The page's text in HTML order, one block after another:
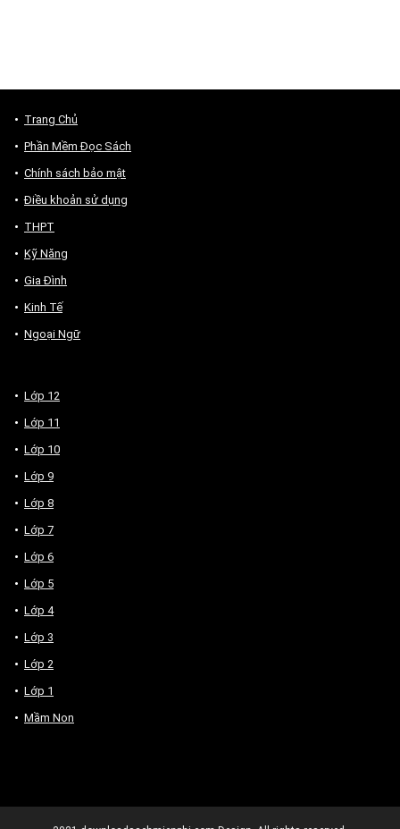
Trang Chủ
Phần Mềm Đọc Sách
Chính sách bảo mật
Điều khoản sử dụng
THPT
Kỹ Năng
Gia Đình
Kinh Tế
Ngoại Ngữ
Lớp 12
Lớp 11
Lớp 10
Lớp 9
Lớp 8
Lớp 7
Lớp 6
Lớp 5
Lớp 4
Lớp 3
Lớp 2
Lớp 1
Mầm Non